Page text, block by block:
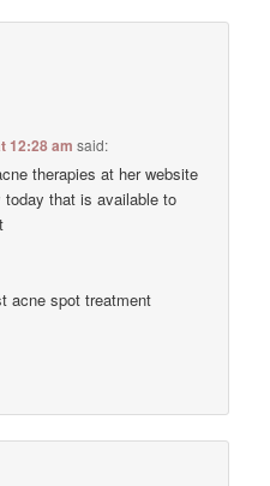
12:28 am said:
therapies at her website
today that is available to
acne spot treatment